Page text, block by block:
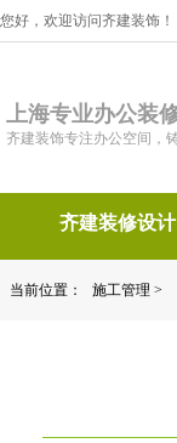
您好，欢迎访问齐建装饰！
上海专业办公装
齐建装饰专注办公空间，
齐建装修设计
当前位置： 施工管理 >